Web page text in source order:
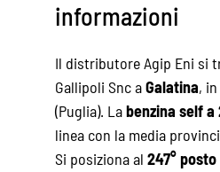
informazioni
Il distributore Agip Eni si
Gallipoli Snc aGalatina,
(Puglia). Labenzina self
linea con la media
Si posiziona al 247°